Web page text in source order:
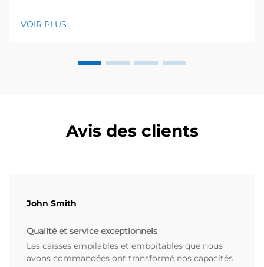
comment les caisses plastiques pliables transforment
VOIR PLUS
Avis des clients
John Smith
Qualité et service exceptionnels
Les caisses empilables et emboîtables que nous
avons commandées ont transformé nos capacités